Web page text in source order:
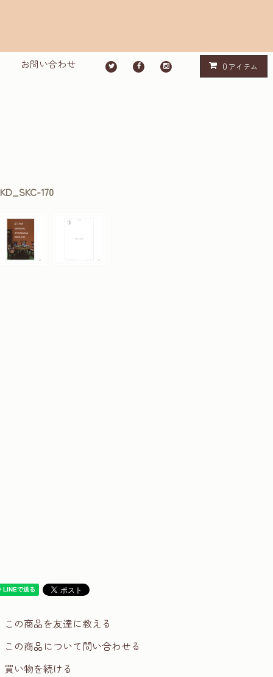
お問い合わせ 0 アイテム
170
この商品を友達に教える
この商品について問い合わせる
買い物を続ける